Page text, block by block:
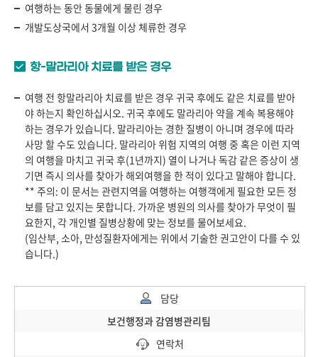
여행하는 동안 동물에게 물린 경우
개발도상국에서 3개월 이상 체류한 경우
항-말라리아 치료를 받은 경우
여행 전 항말라리아 치료를 받은 경우 귀국 후에도 같은 치료를 받아
야 하는지 확인하십시오. 귀국 후에도 말라리아 약을 계속 복용해야
하는 경우가 있습니다. 말라리아는 경한 질병이 아니며 경우에 따라
사망 할 수도 있습니다. 말라리아 위험 지역의 여행 중 혹은 이런 지역
의 여행을 마치고 귀국 후(1년까지) 열이 나거나 독감 같은 증상이 생
기면 즉시 의사를 찾아가 해외여행을 한 적이 있다고 말해야 합니다.
** 주의: 이 문서는 관련지역을 여행하는 여행객에게 필요한 모든 정
보를 담고 있지는 못합니다. 가까운 병원의 의사를 찾아가 무엇이 필
요한지, 각 개인별 질병상황에 맞는 정보를 물어보세요.
(임산부, 소아, 만성질환자에게는 위에서 기술한 권고안이 다를 수 있
습니다.)
담당
보건행정과 감염병관리팀
연락처